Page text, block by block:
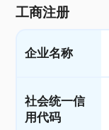
工商注册
企业名称
社会统一信
用代码